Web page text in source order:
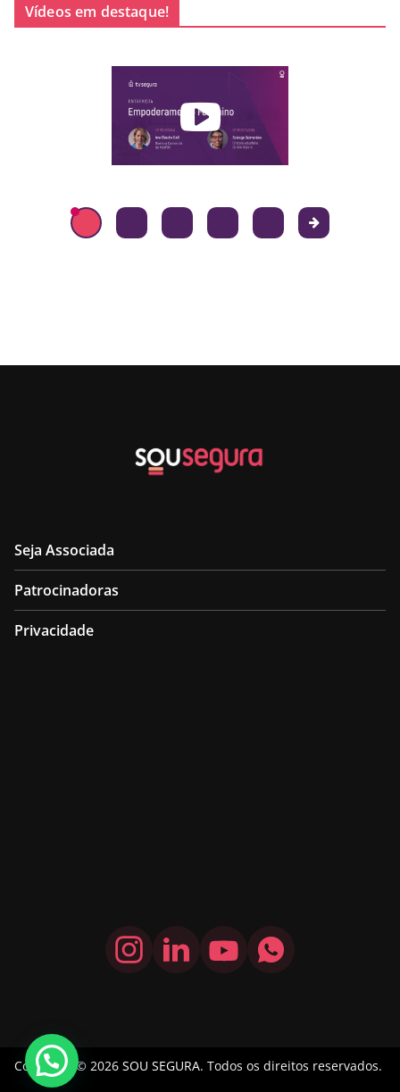
Vídeos em destaque!
Seja Associada
Patrocinadoras
Privacidade
Copyright © 2026 SOU SEGURA. Todos os direitos reservados.